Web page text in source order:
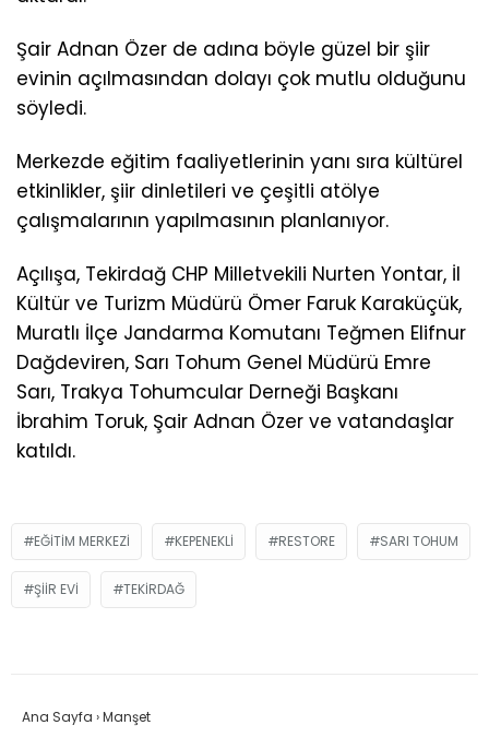
Şair Adnan Özer de adına böyle güzel bir şiir
evinin açılmasından dolayı çok mutlu olduğunu
söyledi.
Merkezde eğitim faaliyetlerinin yanı sıra kültürel
etkinlikler, şiir dinletileri ve çeşitli atölye
çalışmalarının yapılmasının planlanıyor.
Açılışa, Tekirdağ CHP Milletvekili Nurten Yontar, İl
Kültür ve Turizm Müdürü Ömer Faruk Karaküçük,
Muratlı İlçe Jandarma Komutanı Teğmen Elifnur
Dağdeviren, Sarı Tohum Genel Müdürü Emre
Sarı, Trakya Tohumcular Derneği Başkanı
İbrahim Toruk, Şair Adnan Özer ve vatandaşlar
katıldı.
EĞITIM MERKEZI KEPENEKLI RESTORE SARI TOHUM
ŞIIR EVI TEKIRDAĞ
Ana Sayfa ›Manşet